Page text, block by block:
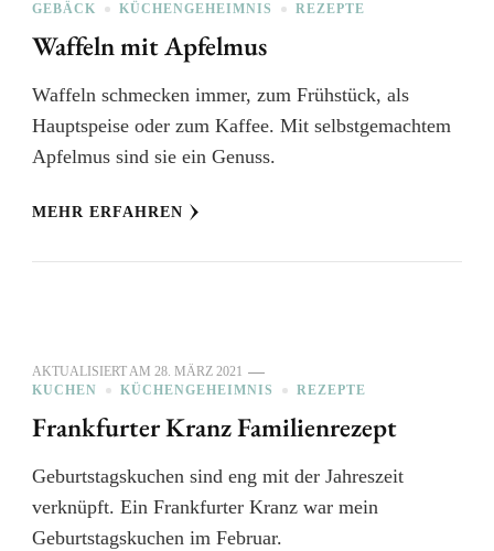
GEBÄCK
KÜCHENGEHEIMNIS REZEPTE
Waffeln mit Apfelmus
Waffeln schmecken immer, zum Frühstück, als
Hauptspeise oder zum Kaffee. Mit selbstgemachtem
Apfelmus sind sie ein Genuss.
MEHR ERFAHREN
AKTUALISIERT AM 28. MÄRZ 2021
KUCHEN
KÜCHENGEHEIMNIS REZEPTE
Frankfurter Kranz Familienrezept
Geburtstagskuchen sind eng mit der Jahreszeit
verknüpft. Ein Frankfurter Kranz war mein
Geburtstagskuchen im Februar.